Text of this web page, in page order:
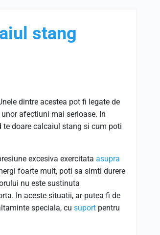
stang
dintre acestea pot fi legate de
afectiuni mai serioase. In
doare calcaiul stang si cum poti
excesiva exercitata asupra
foarte mult, poti sa simti durere
nu este sustinuta
In aceste situatii, ar putea fi de
speciala, cu suport pentru